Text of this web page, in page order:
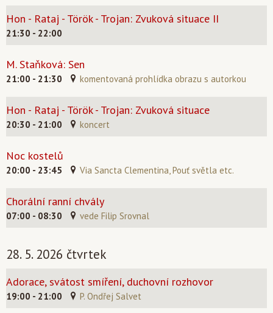
Hon - Rataj - Török - Trojan: Zvuková situace II
21:30 - 22:00
M. Staňková: Sen
21:00 - 21:30 komentovaná prohlídka obrazu s autorkou
Hon - Rataj - Török - Trojan: Zvuková situace
20:30 - 21:00 koncert
Noc kostelů
20:00 - 23:45 Via Sancta Clementina, Pouť světla etc.
Chorální ranní chvály
07:00 - 08:30 vede Filip Srovnal
28. 5. 2026 čtvrtek
Adorace, svátost smíření, duchovní rozhovor
19:00 - 21:00 P. Ondřej Salvet